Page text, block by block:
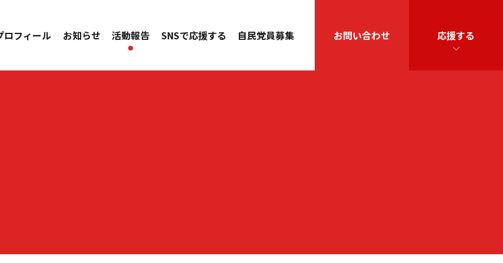
ロフィール お知らせ 活動報告 SNSで応援する 自民党員募集 お問い合わせ 応援する